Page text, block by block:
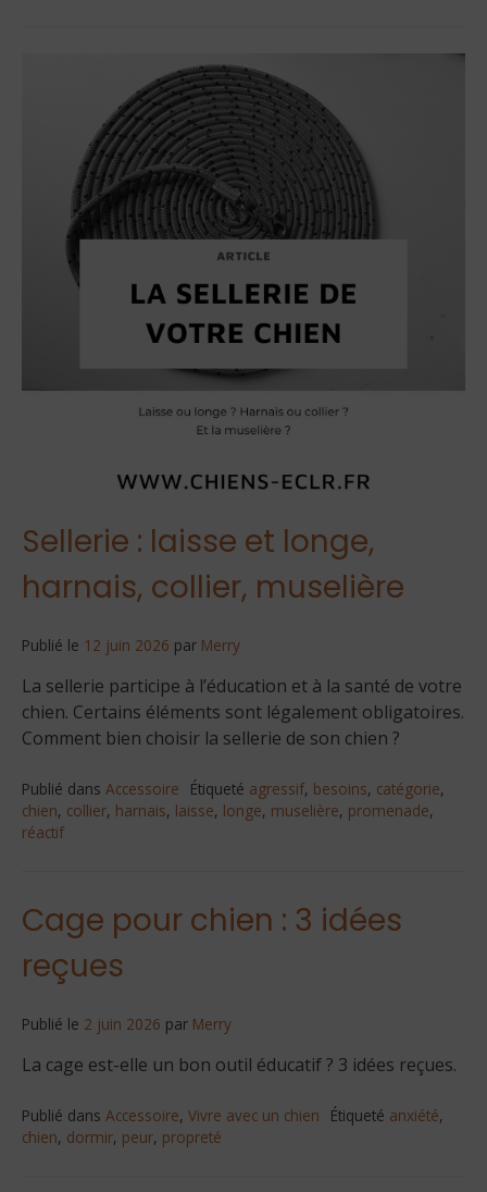
Sellerie : laisse et longe,
harnais, collier, muselière
Publié le 12 juin 2026 par Merry
La sellerie participe à l’éducation et à la santé de votre
chien. Certains éléments sont légalement obligatoires.
Comment bien choisir la sellerie de son chien ?
Publié dans Accessoire Étiqueté agressif, besoins, catégorie,
chien, collier, harnais, laisse, longe, muselière, promenade,
réactif
Cage pour chien : 3 idées
reçues
Publié le 2 juin 2026 par Merry
La cage est-elle un bon outil éducatif ? 3 idées reçues.
Publié dans Accessoire, Vivre avec un chien Étiqueté anxiété,
chien, dormir, peur, propreté